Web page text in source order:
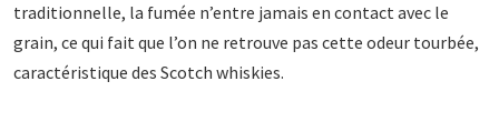
traditionnelle, la fumée n’entre jamais en contact avec le
grain, ce qui fait que l’on ne retrouve pas cette odeur tourbée,
caractéristique des Scotch whiskies.